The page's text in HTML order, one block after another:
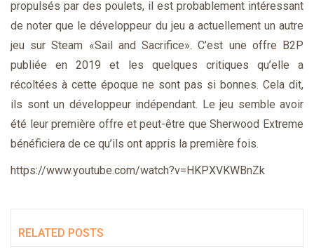
propulsés par des poulets, il est probablement intéressant
de noter que le développeur du jeu a actuellement un autre
jeu sur Steam «Sail and Sacrifice». C’est une offre B2P
publiée en 2019 et les quelques critiques qu’elle a
récoltées à cette époque ne sont pas si bonnes. Cela dit,
ils sont un développeur indépendant. Le jeu semble avoir
été leur première offre et peut-être que Sherwood Extreme
bénéficiera de ce qu’ils ont appris la première fois.
https://www.youtube.com/watch?v=HKPXVKWBnZk
RELATED POSTS